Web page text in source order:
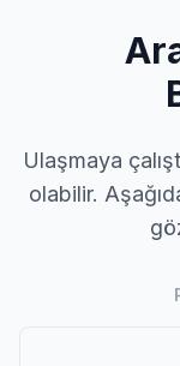
Ulaşmaya
olabilir.